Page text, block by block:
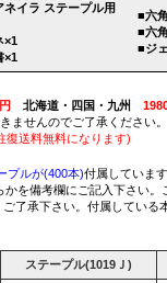
イラ ステープル用
×1
×1
■六
■六
■ジ
北海道・四国・九州
ませんのでご了承ください。
復送料無料になります)
プルが(400本)付属していま
かを備考欄にご記入下さい。
了承下さい。付属している
ステープル(1019Ｊ)